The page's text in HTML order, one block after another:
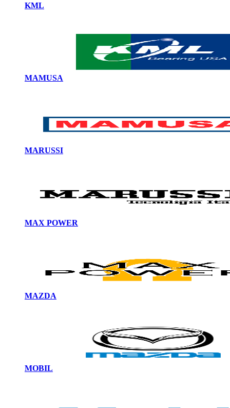
KML
MAMUSA
MARUSSI
MAX POWER
MAZDA
MOBIL